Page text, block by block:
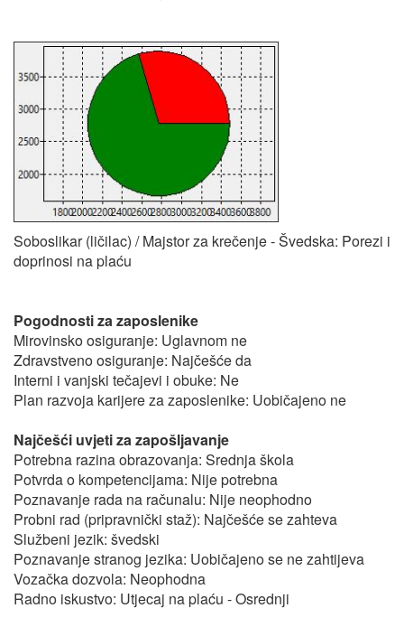
Soboslikar (ličilac) / Majstor za krečenje - Švedska: Porezi i
doprinosi na plaću
Pogodnosti za zaposlenike
Mirovinsko osiguranje: Uglavnom ne
Zdravstveno osiguranje: Najčešće da
Interni i vanjski tečajevi i obuke: Ne
Plan razvoja karijere za zaposlenike: Uobičajeno ne
Najčešći uvjeti za zapošljavanje
Potrebna razina obrazovanja: Srednja škola
Potvrda o kompetencijama: Nije potrebna
Poznavanje rada na računalu: Nije neophodno
Probni rad (pripravnički staž): Najčešće se zahteva
Službeni jezik: švedski
Poznavanje stranog jezika: Uobičajeno se ne zahtijeva
Vozačka dozvola: Neophodna
Radno iskustvo: Utjecaj na plaću - Osrednji